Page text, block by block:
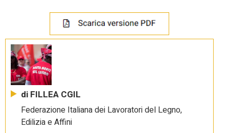
di FILLEA CGIL
Federazione Italiana dei Lavoratori del Legno,
Edilizia e Affini